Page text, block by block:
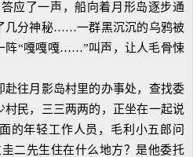
应了一声，船向着月形岛逐步通
几分神秘……一群黑沉沉的乌鸦被
阵“嘎嘎嘎……”叫声，让人毛骨悚
往月影岛村里的办事处，查找委
民，三三两两的，正坐在一起说
的年轻工作人员，毛利小五郎问
二先生住在什么地方？是他委托